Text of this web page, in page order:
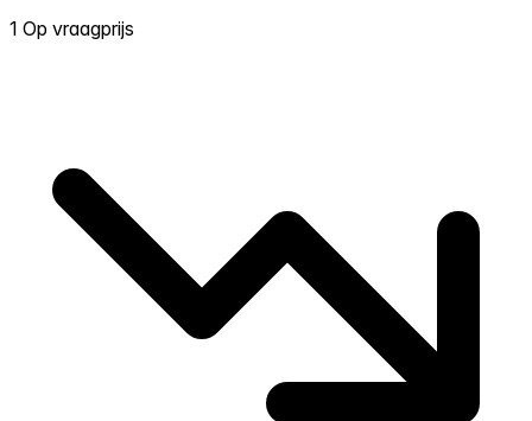
1 Op vraagprijs